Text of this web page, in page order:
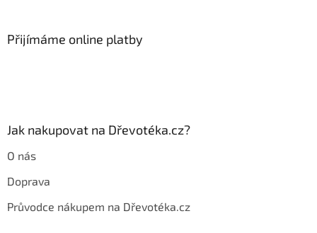
Přijímáme online platby
Jak nakupovat na Dřevotéka.cz?
O nás
Doprava
Průvodce nákupem na Dřevotéka.cz